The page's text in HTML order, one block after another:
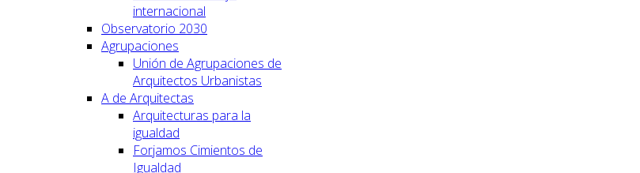
internacional
Observatorio 2030
Agrupaciones
Unión de Agrupaciones de
Arquitectos Urbanistas
A de Arquitectas
Arquitecturas para la
igualdad
Forjamos Cimientos de
Igualdad